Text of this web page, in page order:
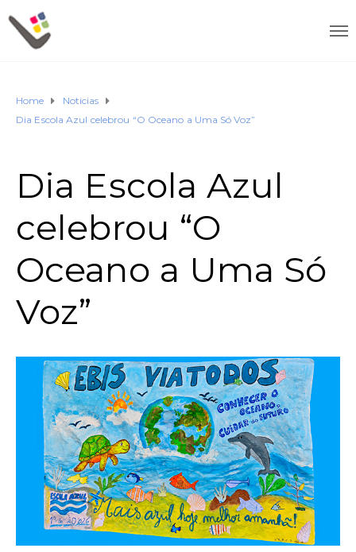
Home
Noticias
Dia Escola Azul celebrou “O Oceano a Uma Só Voz”
Dia Escola Azul
celebrou “O
Oceano a Uma Só
Voz”